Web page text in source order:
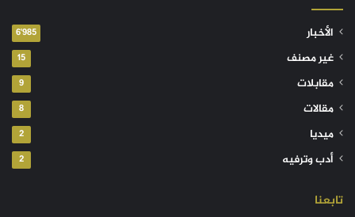
الأخبار 6٬985
غير مصنف 15
مقابلات 9
مقالات 8
ميديا 2
أدب وترفيه 2
تابعنا